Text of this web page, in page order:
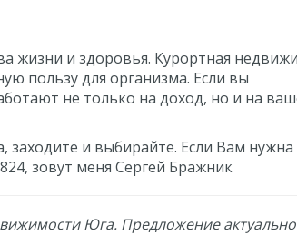
жизни и здоровья. Курортная
пользу для организма. Если вы
не только на доход, но и на
заходите и выбирайте. Если Вам нужна
зовут меня Сергей Бражник
Юга. Предложение